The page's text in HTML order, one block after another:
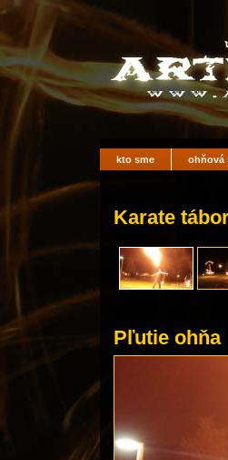
kto sme ohňová
Karate
Pľutie ohňa